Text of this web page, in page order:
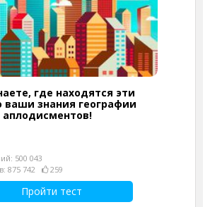
где находятся эти
ваши знания географии
500 043
875 742
259
Пройти тест